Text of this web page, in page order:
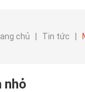
chủ Tin tức
nhỏ